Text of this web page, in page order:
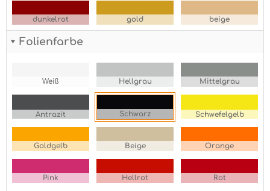
dunkelrot gold beige
Folienfarbe
Weiß Hellgrau Mittelgrau
Antrazit Schwarz Schwefelgelb
Goldgelb Beige Orange
Pink Hellrot Rot